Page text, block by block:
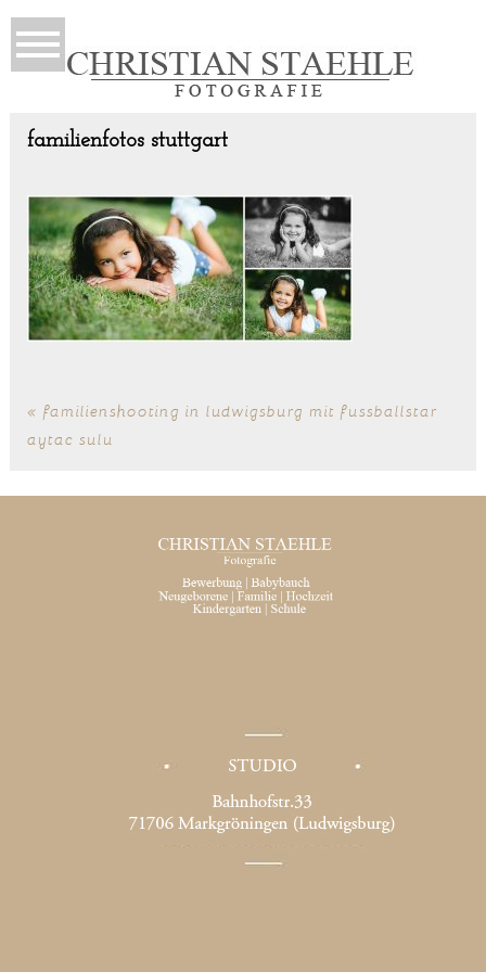
familienfotos stuttgart
« familienshooting in ludwigsburg mit fussballstar
aytac sulu